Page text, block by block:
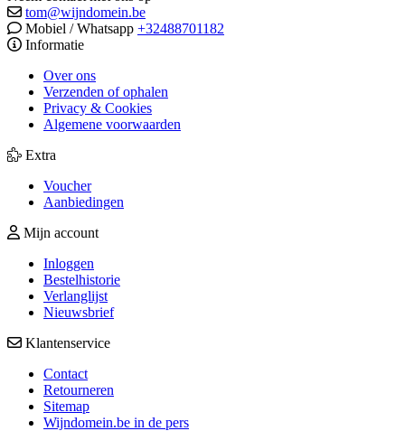
tom@wijndomein.be
Mobiel / Whatsapp +32488701182
Informatie
Over ons
Verzenden of ophalen
Privacy & Cookies
Algemene voorwaarden
Extra
Voucher
Aanbiedingen
Mijn account
Inloggen
Bestelhistorie
Verlanglijst
Nieuwsbrief
Klantenservice
Contact
Retourneren
Sitemap
Wijndomein.be in de pers